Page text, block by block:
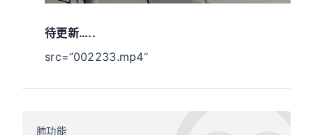
待更新…..
src=”002233.mp4”
肺功能